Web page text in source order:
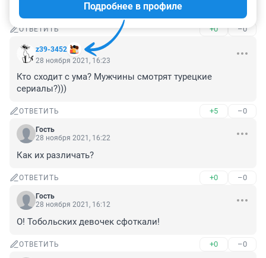
Мелиссу Памук забыли 🥰
ОТВЕТИТЬ +0 –0
z39-3452
Подробнее в профиле
28 ноября 2021, 16:23
Кто сходит с ума? Мужчины смотрят турецкие
сериалы?)))
ОТВЕТИТЬ +5 –0
Гость
28 ноября 2021, 16:22
Как их различать?
ОТВЕТИТЬ +0 –0
Гость
28 ноября 2021, 16:12
О! Тобольских девочек сфоткали!
ОТВЕТИТЬ +0 –0